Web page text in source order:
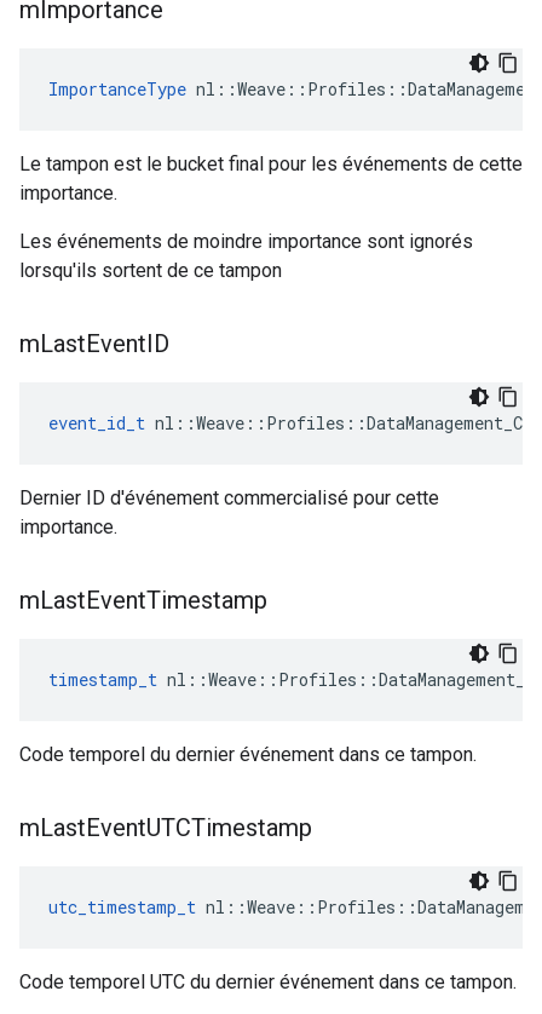
mImportance
ImportanceType
Le tampon est le bucket final pour les événements de cette
importance.
Les événements de moindre importance sont ignorés
lorsqu'ils sortent de ce tampon
mLastEventID
event_id_t
Dernier ID d'événement commercialisé pour cette
importance.
mLastEventTimestamp
timestamp_t
Code temporel du dernier événement dans ce tampon.
mLastEventUTCTimestamp
utc_timestamp_t
Code temporel UTC du dernier événement dans ce tampon.